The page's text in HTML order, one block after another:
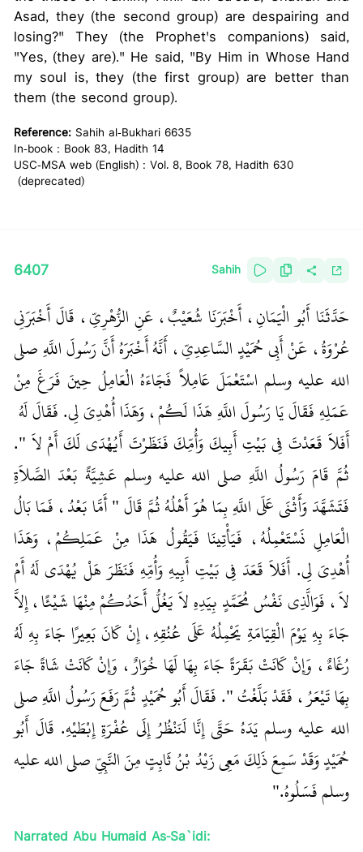
Asad, they (the second group) are despairing and
losing?" They (the Prophet's companions) said,
"Yes, (they are)." He said, "By Him in Whose Hand
my soul is, they (the first group) are better than
them (the second group).
Reference: Sahih al-Bukhari 6635
In-book : Book 83, Hadith 14
USC-MSA web (English) : Vol. 8, Book 78, Hadith 630
(deprecated)
6407 Sahih
حَدَّثَنَا أَبُو الْيَمَانِ، أَخْبَرَنَا شُعَيْبٌ، عَنِ الزُّهْرِيِّ، قَالَ أَخْبَرَنِي
عُرْوَةُ، عَنْ أَبِي حُمَيْدٍ السَّاعِدِيِّ، أَنَّهُ أَخْبَرَهُ أَنَّ رَسُولَ اللَّهِ صلى
الله عليه وسلم اسْتَعْمَلَ عَامِلاً فَجَاءَهُ الْعَامِلُ حِينَ فَرَغَ مِنْ
عَمَلِهِ فَقَالَ يَا رَسُولَ اللَّهِ هَذَا لَكُمْ، وَهَذَا أُهْدِيَ لِي‏.‏ فَقَالَ لَهُ ‏‏
أَفَلاَ قَعَدْتَ فِي بَيْتِ أَبِيكَ وَأُمِّكَ فَنَظَرْتَ أَيُهْدَى لَكَ أَمْ لاَ ‏"‏‏.‏
ثُمَّ قَامَ رَسُولُ اللَّهِ صلى الله عليه وسلم عَشِيَّةً بَعْدَ الصَّلاَةِ
فَتَشَهَّدَ وَأَثْنَى عَلَى اللَّهِ بِمَا هُوَ أَهْلُهُ ثُمَّ قَالَ ‏"‏ أَمَّا بَعْدُ، فَمَا بَالُ
الْعَامِلِ نَسْتَعْمِلُهُ، فَيَأْتِينَا فَيَقُولُ هَذَا مِنْ عَمَلِكُمْ، وَهَذَا
أُهْدِيَ لِي‏.‏ أَفَلاَ قَعَدَ فِي بَيْتِ أَبِيهِ وَأُمِّهِ فَنَظَرَ هَلْ يُهْدَى لَهُ أَمْ
لاَ، فَوَالَّذِي نَفْسُ مُحَمَّدٍ بِيَدِهِ لاَ يَغُلُّ أَحَدُكُمْ مِنْهَا شَيْئًا، إِلاَّ
جَاءَ بِهِ يَوْمَ الْقِيَامَةِ يَحْمِلُهُ عَلَى عُنُقِهِ، إِنْ كَانَ بَعِيرًا جَاءَ بِهِ لَهُ
رُغَاءٌ، وَإِنْ كَانَتْ بَقَرَةً جَاءَ بِهَا لَهَا خُوَارٌ، وَإِنْ كَانَتْ شَاةً جَاءَ
بِهَا تَيْعَرُ، فَقَدْ بَلَّغْتُ ‏"‏‏.‏ فَقَالَ أَبُو حُمَيْدٍ ثُمَّ رَفَعَ رَسُولُ اللَّهِ صلى
الله عليه وسلم يَدَهُ حَتَّى إِنَّا لَنَنْظُرُ إِلَى عُفْرَةِ إِبْطَيْهِ‏.‏ قَالَ أَبُو
حُمَيْدٍ وَقَدْ سَمِعَ ذَلِكَ مَعِي زَيْدُ بْنُ ثَابِتٍ مِنَ النَّبِيِّ صلى الله عليه
وسلم فَسَلُوهُ‏.‏"
Narrated Abu Humaid As-Sa`idi: